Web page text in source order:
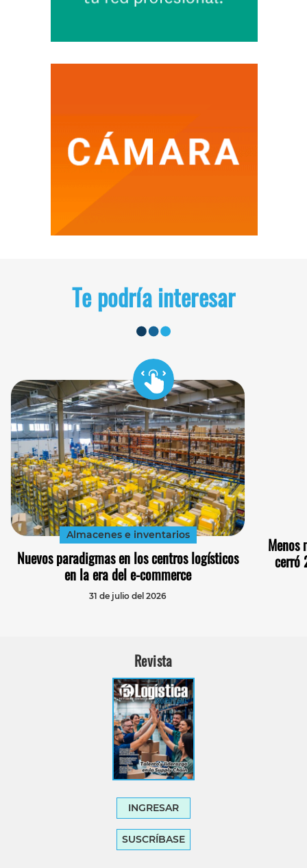
Te podría interesar
Almacenes e inventarios
Nuevos paradigmas en los centros logísticos
en la era del e-commerce
31 de julio del 2026
Menos
cerró
Revista
INGRESAR
SUSCRÍBASE